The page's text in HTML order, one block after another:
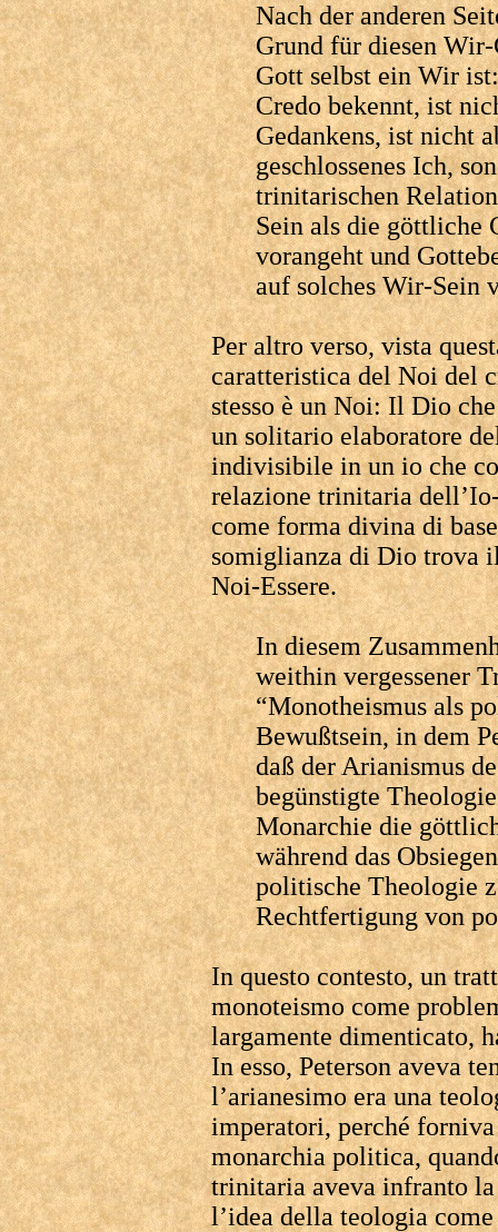
Nach der anderen
Grund für diesen
Gott selbst ein Wir
Credo bekennt, ist
Gedankens, ist nicht
geschlossenes Ich,
trinitarischen
Sein als die göttliche
vorangeht und
auf solches Wir-Sein
Per altro verso, vista
caratteristica del Noi del
stesso è un Noi: Il Dio
un solitario elaboratore
indivisibile in un io che
relazione trinitaria
come forma divina di
somiglianza di Dio trova
Noi-Essere.
In diesem
weithin vergessener
“Monotheismus als
Bewußtsein, in dem
daß der Arianismus
begünstigte
Monarchie die
während das
politische Theologie
Rechtfertigung von
In questo contesto, un
monoteismo come
largamente dimenticato,
In esso, Peterson aveva
l’arianesimo era una
imperatori, perché
monarchia politica,
trinitaria aveva infranto
l’idea della teologia